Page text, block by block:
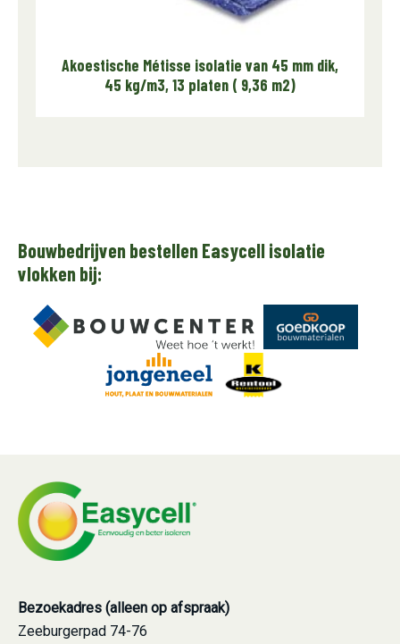
Akoestische Métisse isolatie van 45 mm dik,
45 kg/m3, 13 platen ( 9,36 m2)
Bouwbedrijven bestellen Easycell isolatie
vlokken bij:
Bezoekadres (alleen op afspraak)
Zeeburgerpad 74-76